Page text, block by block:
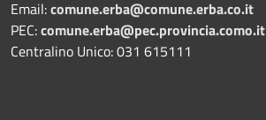
Email:comune.erba@comune.erba.co.it
PEC:comune.erba@pec.provincia.como.it
Centralino Unico: 031 615111